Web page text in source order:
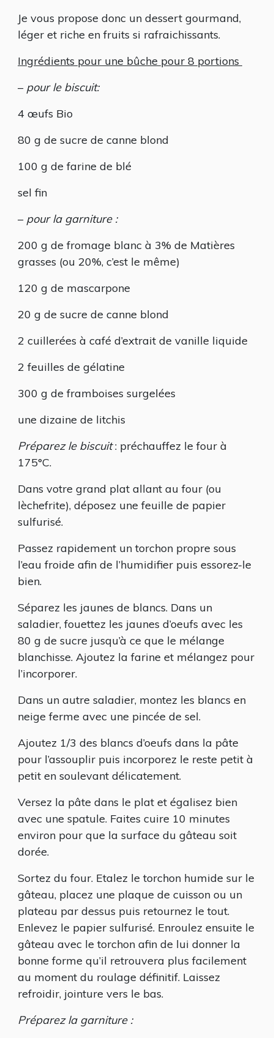
Je vous propose donc un dessert gourmand,
léger et riche en fruits si rafraichissants.
Ingrédients pour une bûche pour 8 portions
– pour le biscuit:
4 œufs Bio
80 g de sucre de canne blond
100 g de farine de blé
sel fin
– pour la garniture :
200 g de fromage blanc à 3% de Matières
grasses (ou 20%, c’est le même)
120 g de mascarpone
20 g de sucre de canne blond
2 cuillerées à café d’extrait de vanille liquide
2 feuilles de gélatine
300 g de framboises surgelées
une dizaine de litchis
Préparez le biscuit: préchauffez le four à
175°C.
Dans votre grand plat allant au four (ou
lèchefrite), déposez une feuille de papier
sulfurisé.
Passez rapidement un torchon propre sous
l’eau froide afin de l’humidifier puis essorez-le
bien.
Séparez les jaunes de blancs. Dans un
saladier, fouettez les jaunes d’oeufs avec les
80 g de sucre jusqu’à ce que le mélange
blanchisse. Ajoutez la farine et mélangez pour
l’incorporer.
Dans un autre saladier, montez les blancs en
neige ferme avec une pincée de sel.
Ajoutez 1/3 des blancs d’oeufs dans la pâte
pour l’assouplir puis incorporez le reste petit à
petit en soulevant délicatement.
Versez la pâte dans le plat et égalisez bien
avec une spatule. Faites cuire 10 minutes
environ pour que la surface du gâteau soit
dorée.
Sortez du four. Etalez le torchon humide sur le
gâteau, placez une plaque de cuisson ou un
plateau par dessus puis retournez le tout.
Enlevez le papier sulfurisé. Enroulez ensuite le
gâteau avec le torchon afin de lui donner la
bonne forme qu’il retrouvera plus facilement
au moment du roulage définitif. Laissez
refroidir, jointure vers le bas.
Préparez la garniture :